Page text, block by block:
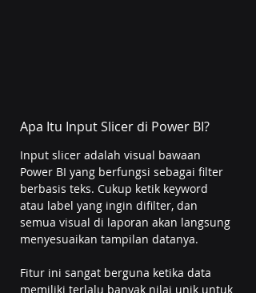
Apa Itu Input Slicer di Power BI?
Input slicer adalah visual bawaan
Power BI yang berfungsi sebagai filter
berbasis teks. Cukup ketik keyword
atau label yang ingin difilter, dan
semua visual di laporan akan langsung
menyesuaikan tampilan datanya.
Fitur ini sangat berguna ketika data
memiliki terlalu banyak nilai unik untuk